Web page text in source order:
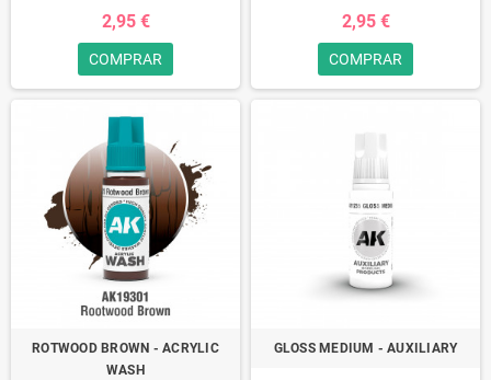
2,95 €
COMPRAR
2,95 €
COMPRAR
ROTWOOD BROWN - ACRYLIC
WASH
GLOSS MEDIUM - AUXILIARY